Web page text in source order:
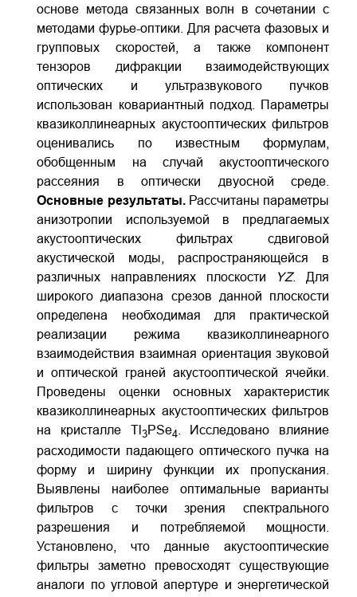
основе метода связанных волн в сочетании с
методами фурье-оптики. Для расчета фазовых и
групповых скоростей, а также компонент
тензоров дифракции взаимодействующих
оптических и ультразвукового пучков
использован ковариантный подход. Параметры
квазиколлинеарных акустооптических фильтров
оценивались по известным формулам,
обобщенным на случай акустооптического
рассеяния в оптически двуосной среде.
Основные результаты.Рассчитаны параметры
анизотропии используемой в предлагаемых
акустооптических фильтрах сдвиговой
акустической моды, распространяющейся в
различных направлениях плоскости
YZ. Для
широкого диапазона срезов данной плоскости
определена необходимая для практической
реализации режима квазиколлинеарного
взаимодействия взаимная ориентация звуковой
и оптической граней акустооптической ячейки.
Проведены оценки основных характеристик
квазиколлинеарных акустооптических фильтров
на кристалле Tl 3PSe4 . Исследовано влияние
расходимости падающего оптического пучка на
форму и ширину функции их пропускания.
Выявлены наиболее оптимальные варианты
фильтров с точки зрения спектрального
разрешения и потребляемой мощности.
Установлено, что данные акустооптические
фильтры заметно превосходят существующие
аналоги по угловой апертуре и энергетической